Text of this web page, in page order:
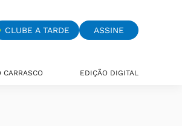
CLUBE A TARDE ASSINE
CARRASCO EDIÇÃO DIGITAL